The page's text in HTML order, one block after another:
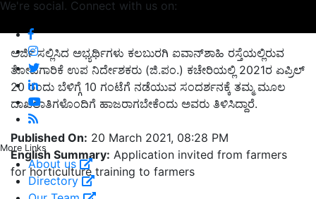
We're social. Connect with us on:
More Links
About us
Directory
ಅರ್ಜಿ ಸಲ್ಲಿಸಿದ ಅಭ್ಯರ್ಥಿಗಳು ಕಲಬುರಗಿ ಐವಾನ್‍ಶಾಹಿ ರಸ್ತೆಯಲ್ಲಿರುವ
ತೋಟಗಾರಿಕೆ ಉಪ ನಿರ್ದೇಶಕರು (ಜಿ.ಪಂ.) ಕಚೇರಿಯಲ್ಲಿ 2021ರ ಏಪ್ರಿಲ್
20 ರಂದು ಬೆಳಿಗ್ಗೆ 10 ಗಂಟೆಗೆ ನಡೆಯುವ ಸಂದರ್ಶನಕ್ಕೆ ತಮ್ಮ ಮೂಲ
ದಾಖಲಾತಿಗಳೊಂದಿಗೆ ಹಾಜರಾಗಬೇಕೆಂದು ಅವರು ತಿಳಿಸಿದ್ದಾರೆ.
Published On: 20 March 2021, 08:28 PM
English Summary: Application invited from farmers
for horticulture training to farmers